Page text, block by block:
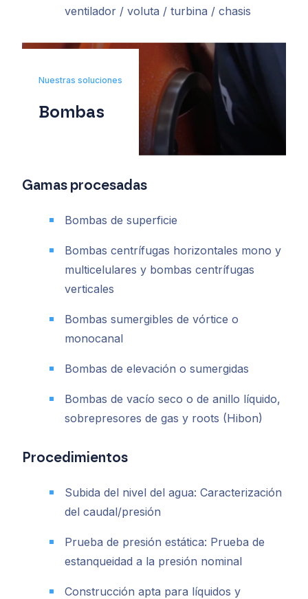
ventilador / voluta / turbina / chasis
Nuestras soluciones
Bombas
Gamas procesadas
Bombas de superficie
Bombas centrífugas horizontales mono y
multicelulares y bombas centrífugas
verticales
Bombas sumergibles de vórtice o
monocanal
Bombas de elevación o sumergidas
Bombas de vacío seco o de anillo líquido,
sobrepresores de gas y roots (Hibon)
Procedimientos
Subida del nivel del agua: Caracterización
del caudal/presión
Prueba de presión estática: Prueba de
estanqueidad a la presión nominal
Construcción apta para líquidos y